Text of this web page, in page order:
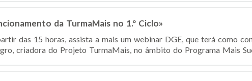
da TurmaMais no 1.º Ciclo»
das 15 horas, assista a mais um webinar DGE, que terá como
criadora do Projeto TurmaMais, no âmbito do Programa Mais